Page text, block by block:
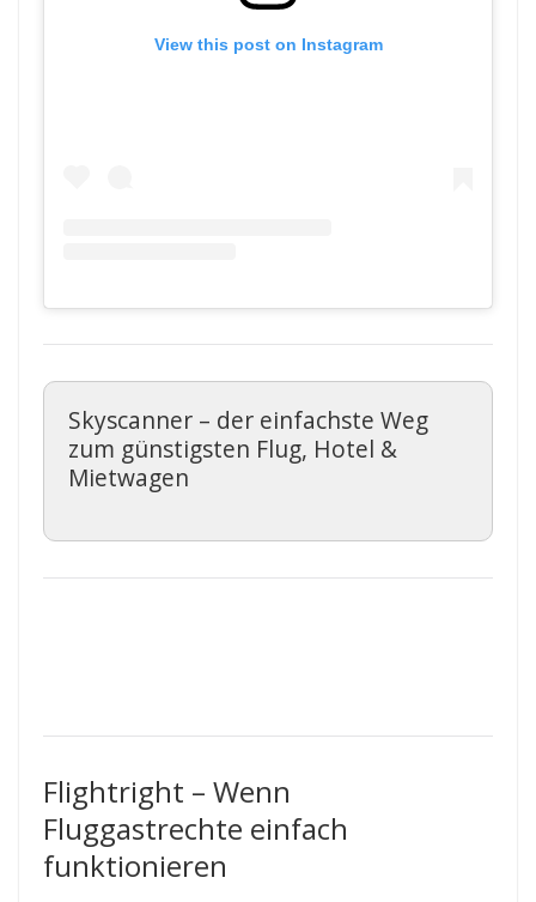
View this post on Instagram
Skyscanner – der einfachste Weg
zum günstigsten Flug, Hotel &
Mietwagen
Flightright – Wenn
Fluggastrechte einfach
funktionieren